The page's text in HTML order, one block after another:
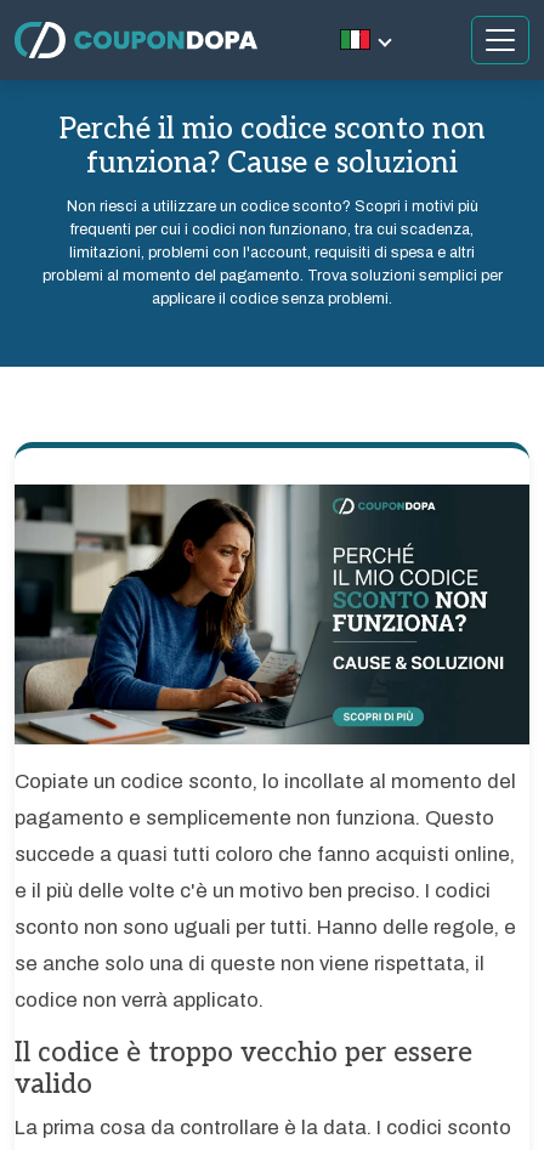
Perché il mio codice sconto non
funziona? Cause e soluzioni
Non riesci a utilizzare un codice sconto? Scopri i motivi più
frequenti per cui i codici non funzionano, tra cui scadenza,
limitazioni, problemi con l'account, requisiti di spesa e altri
problemi al momento del pagamento. Trova soluzioni semplici per
applicare il codice senza problemi.
Copiate un codice sconto, lo incollate al momento del
pagamento e semplicemente non funziona. Questo
succede a quasi tutti coloro che fanno acquisti online,
e il più delle volte c'è un motivo ben preciso. I codici
sconto non sono uguali per tutti. Hanno delle regole, e
se anche solo una di queste non viene rispettata, il
codice non verrà applicato.
Il codice è troppo vecchio per essere
valido
La prima cosa da controllare è la data. I codici sconto